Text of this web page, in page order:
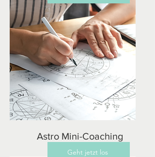
Astro Mini-Coaching
Geht jetzt los